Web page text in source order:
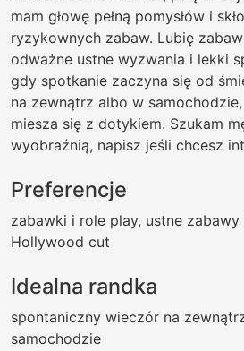
mam głowę pełną pomysłów i
ryzykownych zabaw. Lubię
odważne ustne wyzwania i lekki
gdy spotkanie zaczyna się od
na zewnątrz albo w
miesza się z dotykiem. Szukam
wyobraźnią, napisz jeśli chcesz
Preferencje
zabawki i role play, ustne
Hollywood cut
Idealna randka
spontaniczny wieczór na
samochodzie